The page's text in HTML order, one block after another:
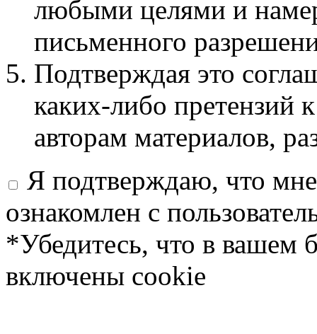
любыми целями и
письменного
Подтверждая это
каких-либо претензий
авторам материалов,
Я подтверждаю, что
ознакомлен с
*Убедитесь, что в вашем
включены cookie